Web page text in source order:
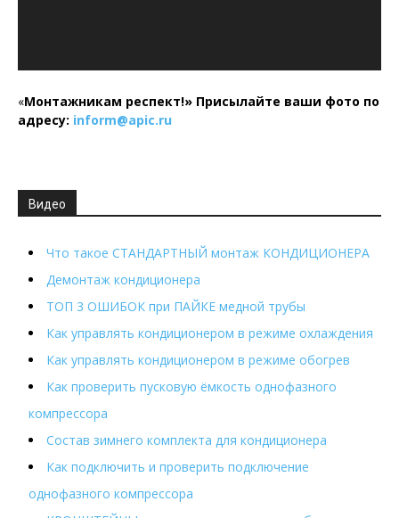
«Монтажникам респект!» Присылайте ваши фото по
адресу: inform@apic.ru
Видео
Что такое СТАНДАРТНЫЙ монтаж КОНДИЦИОНЕРА
Демонтаж кондиционера
ТОП 3 ОШИБОК при ПАЙКЕ медной трубы
Как управлять кондиционером в режиме охлаждения
Как управлять кондиционером в режиме обогрев
Как проверить пусковую ёмкость однофазного
компрессора
Состав зимнего комплекта для кондиционера
Как подключить и проверить подключение
однофазного компрессора